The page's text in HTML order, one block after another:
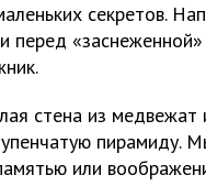
секретов.
перед
стена из
пирамиду.
или